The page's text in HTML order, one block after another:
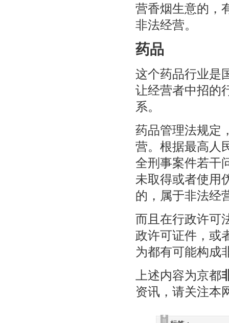
营香烟生意的，
非法经营。
药品
这个药品行业是
让经营者中招的
系。
药品管理法规定
营。根据最高人
全刑事案件若干
未取得或者使用
的，属于非法经
而且在行政许可
政许可证件，或
为都有可能构成
上述内容为京都
资讯，请关注本